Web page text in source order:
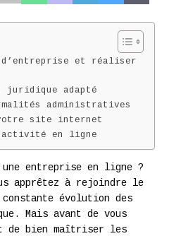
d’entreprise et réaliser
adapté
administratives
site internet
activité en ligne
une entreprise en ligne ?
apprêtez à rejoindre le
constante évolution des
Mais avant de vous
de bien maîtriser les